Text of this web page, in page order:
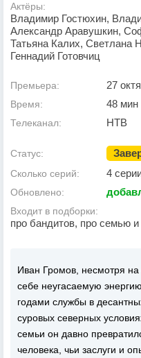
Актёры:
Владимир Гостюхин,
Александр Аравушкин,
Татьяна Калих, Светлана
Геннадий Готовчиц
Премьера: 27
Время: 48 мин
Телеканал: НТВ
Статус:
Сколько серий: 4
Обновлено:
Входит в подборки:
про бандитов, про семью
Иван Громов, несмотря на
себе неугасаемую
годами службы в
суровых северных
семьи он давно
человека, чьи заслуги и